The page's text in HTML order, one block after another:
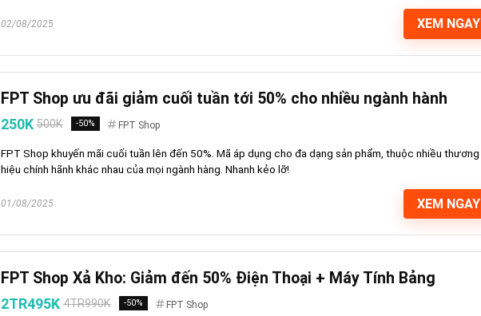
02/08/2025 XEM NGAY
FPT Shop ưu đãi giảm cuối tuần tới 50% cho nhiều ngành hành
250K 500K -50% FPT Shop
FPT Shop khuyến mãi cuối tuần lên đến 50%. Mã áp dụng cho đa dạng sản phẩm, thuộc nhiều thương
hiệu chính hãnh khác nhau của mọi ngành hàng. Nhanh kẻo lỡ!
01/08/2025 XEM NGAY
FPT Shop Xả Kho: Giảm đến 50% Điện Thoại + Máy Tính Bảng
2TR495K 4TR990K -50% FPT Shop